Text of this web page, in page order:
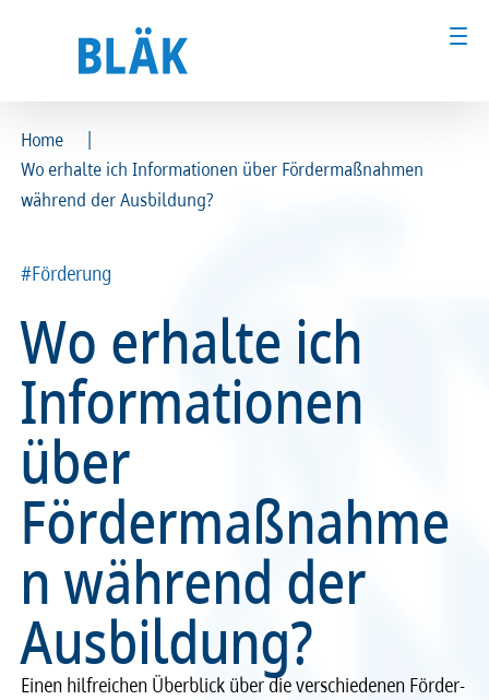
Ärztinnen und Ärzte
Patientinnen und Patienten
Kammer & Politik
Presse
Karriere
Recht
Service & Kontakt
meineBLÄK
Ärztinnen und Ärzte
Patientinnen und Patienten
Kammer & Politik
Presse
Karriere
Recht
Service & Kontakt
meineBLÄK
Home
|
Wo erhalte ich Informationen über Fördermaßnahmen
während der Ausbildung?
#Förderung
Wo erhalte ich
Informationen
über
Fördermaßnahme
n während der
Ausbildung?
Einen hilf­rei­chen Über­blick über die verschie­de­nen Förder­